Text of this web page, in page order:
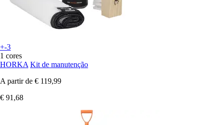
+-3
1 cores
HORKA Kit de manutenção
A partir de € 119,99
€ 91,68